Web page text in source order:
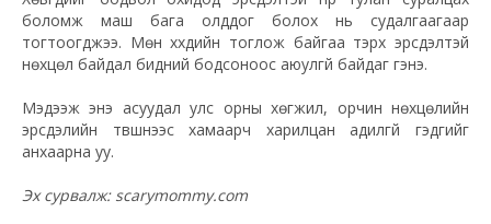
боломж маш бага олддог болох нь судалгаагаар
тогтоогджээ. Мөн хүүхдийн тоглож байгаа тэрхүү эрсдэлтэй
нөхцөл байдал бидний бодсоноос аюулгүй байдаг гэнэ.
Мэдээж энэ асуудал улс орны хөгжил, орчин нөхцөлийн
эрсдэлийн түвшнээсхамаарч харилцан адилгүй гэдгийг
анхаарна уу.
Эх сурвалж: scarymommy.com